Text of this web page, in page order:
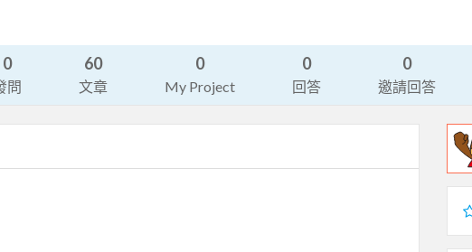
0
問
60
文章
0
My Project
0
回答
0
邀請回答